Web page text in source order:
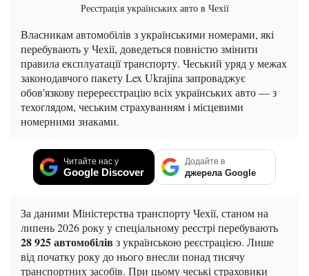
Реєстрація українських авто в Чехії
Власникам автомобілів з українськими номерами, які
перебувають у Чехії, доведеться повністю змінити
правила експлуатації транспорту. Чеський уряд у межах
законодавчого пакету Lex Ukrajina запроваджує
обов'язкову перереєстрацію всіх українських авто — з
техоглядом, чеським страхуванням і місцевими
номерними знаками.
Читайте нас у
Google Discover
Додайте в
джерела Google
За даними Міністерства транспорту Чехії, станом на
липень 2026 року у спеціальному реєстрі перебувають
28 925 автомобілів з українською реєстрацією. Лише
від початку року до нього внесли понад тисячу
транспортних засобів. При цьому чеські страховики